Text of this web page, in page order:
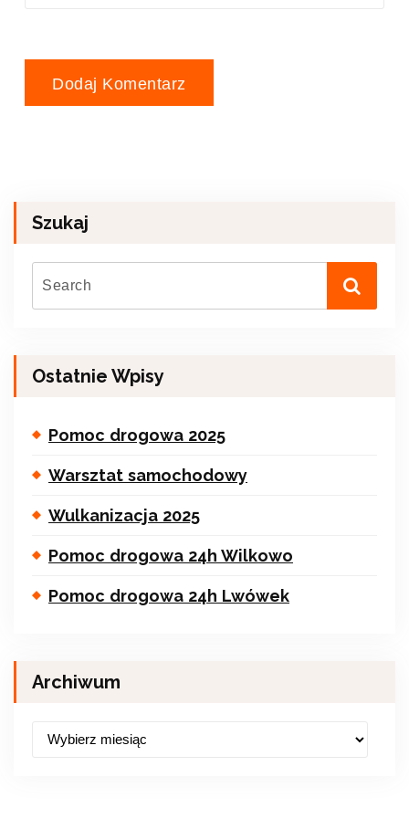
Szukaj
Ostatnie Wpisy
Pomoc drogowa 2025
Warsztat samochodowy
Wulkanizacja 2025
Pomoc drogowa 24h Wilkowo
Pomoc drogowa 24h Lwówek
Archiwum